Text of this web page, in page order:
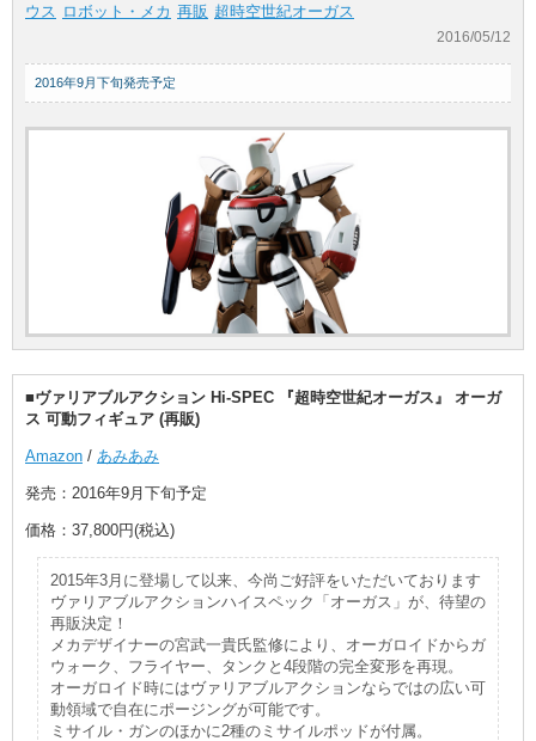
ウス ロボット・メカ 再販 超時空世紀オーガス
2016/05/12
2016年9月下旬発売予定
■ヴァリアブルアクション Hi-SPEC 『超時空世紀オーガス』 オーガ
ス 可動フィギュア (再販)
Amazon / あみあみ
発売：2016年9月下旬予定
価格：37,800円(税込)
2015年3月に登場して以来、今尚ご好評をいただいております
ヴァリアブルアクションハイスペック「オーガス」が、待望の
再販決定！
メカデザイナーの宮武一貴氏監修により、オーガロイドからガ
ウォーク、フライヤー、タンクと4段階の完全変形を再現。
オーガロイド時にはヴァリアブルアクションならではの広い可
動領域で自在にポージングが可能です。
ミサイル・ガンのほかに2種のミサイルポッドが付属。